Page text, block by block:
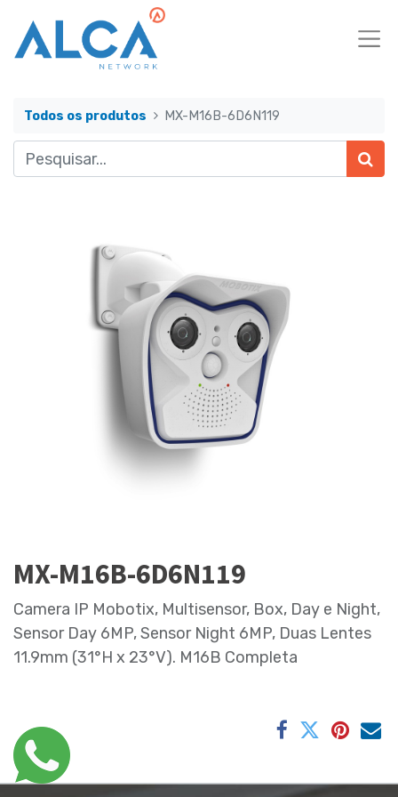
Todos os produtos MX-M16B-6D6N119
MX-M16B-6D6N119
Camera IP Mobotix, Multisensor, Box, Day e Night,
Sensor Day 6MP, Sensor Night 6MP, Duas Lentes
11.9mm (31°H x 23°V). M16B Completa